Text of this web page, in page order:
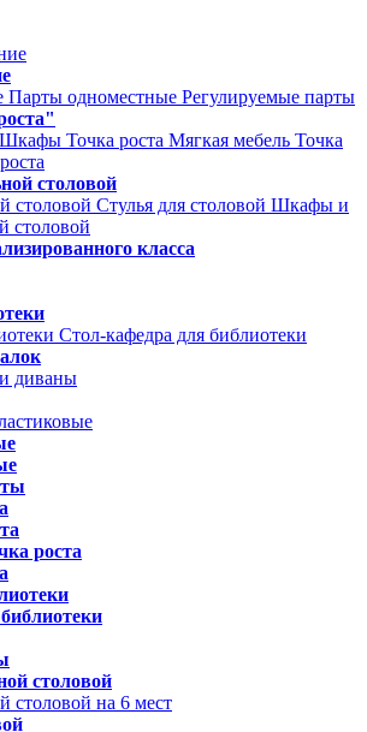
Парты одноместные Регулируемые парты
Шкафы Точка роста Мягкая мебель Точка
столовой
столовой Стулья для столовой Шкафы и
столовой
класса
Стол-кафедра для библиотеки
диваны
роста
столовой
столовой на 6 мест